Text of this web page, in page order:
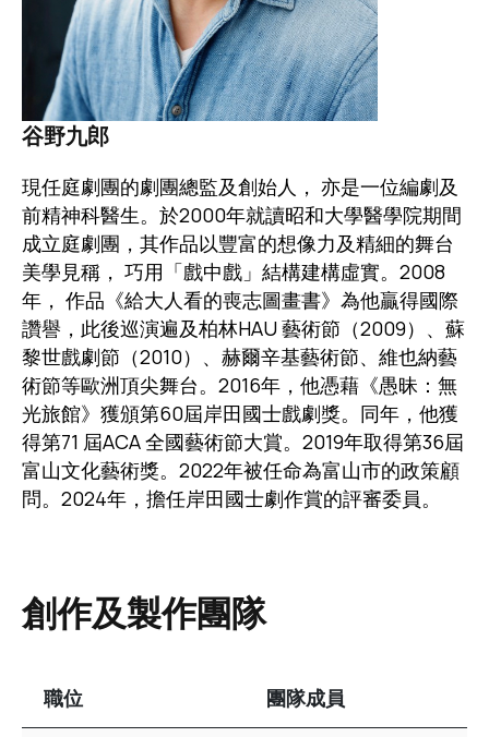
谷野九郎
現任庭劇團的劇團總監及創始人， 亦是一位編劇及
前精神科醫生。於2000年就讀昭和大學醫學院期間
成立庭劇團，其作品以豐富的想像力及精細的舞台
美學見稱， 巧用「戲中戲」結構建構虛實。2008
年， 作品《給大人看的喪志圖畫書》為他贏得國際
讚譽，此後巡演遍及柏林HAU 藝術節（2009）、蘇
黎世戲劇節（2010）、赫爾辛基藝術節、維也納藝
術節等歐洲頂尖舞台。2016年，他憑藉《愚昧：無
光旅館》獲頒第60屆岸田國士戲劇獎。同年，他獲
得第71 屆ACA 全國藝術節大賞。2019年取得第36屆
富山文化藝術獎。2022年被任命為富山市的政策顧
問。2024年，擔任岸田國士劇作賞的評審委員。
創作及製作團隊
職位 團隊成員